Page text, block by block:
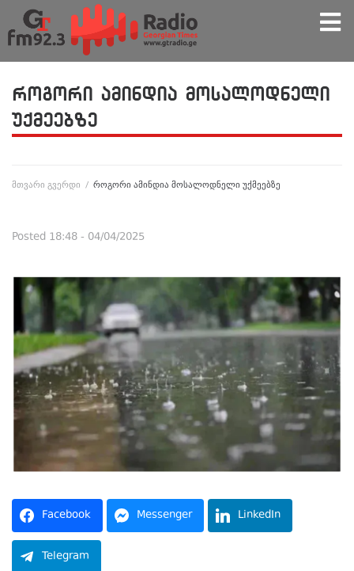
როგორი ამინდია მოსალოდნელი
უქმეებზე
მთვარი გვერდი / როგორი ამინდია მოსალოდნელი უქმეებზე
Posted 18:48 - 04/04/2025
Facebook Messenger LinkedIn
Telegram